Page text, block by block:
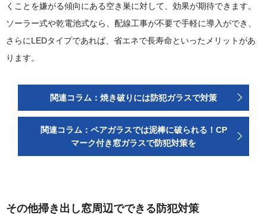
くことを嫌がる傾向にある空き巣に対して、効果が期待できます。
ソーラー式や乾電池式なら、配線工事が不要で手軽に導入ができ、
さらにLEDタイプであれば、省エネで長寿命といったメリットがあ
ります。
関連コラム：焼き破りには防犯ガラスで対策
関連コラム：ペアガラスでは泥棒に破られる！CP
マーク付き窓ガラスで防犯対策を
その他掃き出し窓周辺でできる防犯対策